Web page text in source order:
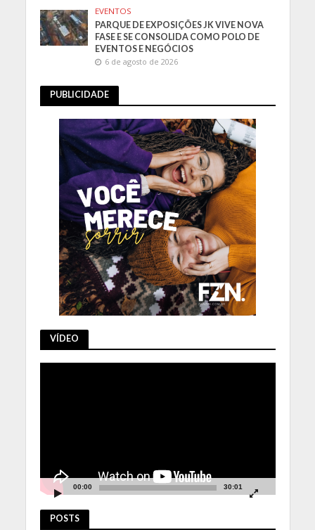
EVENTOS
PARQUE DE EXPOSIÇÕES JK VIVE NOVA
FASE E SE CONSOLIDA COMO POLO DE
EVENTOS E NEGÓCIOS
6 de agosto de 2026
PUBLICIDADE
VÍDEO
00:00 30:01
POSTS